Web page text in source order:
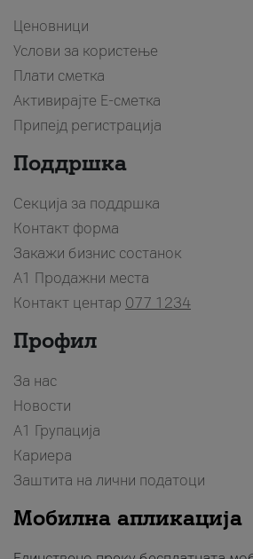
Ценовници
Услови за користење
Плати сметка
Активирајте Е-сметка
Припејд регистрација
Поддршка
Секција за поддршка
Контакт форма
Закажи бизнис состанок
A1 Продажни места
Контакт центар 077 1234
Профил
За нас
Новости
А1 Групација
Кариера
Заштита на лични податоци
Мобилна апликација